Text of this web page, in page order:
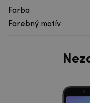
Farba
Farebný motív